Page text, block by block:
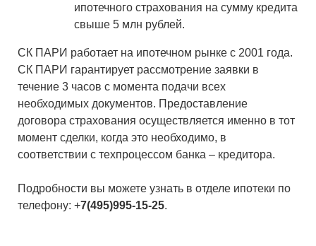
ипотечного страхования на сумму кредита
свыше 5 млн рублей.
СК ПАРИ работает на ипотечном рынке с 2001 года.
СК ПАРИ гарантирует рассмотрение заявки в
течение 3 часов с момента подачи всех
необходимых документов. Предоставление
договора страхования осуществляется именно в тот
момент сделки, когда это необходимо, в
соответствии с техпроцессом банка – кредитора.
Подробности вы можете узнать в отделе ипотеки по
телефону: +7(495)995-15-25.